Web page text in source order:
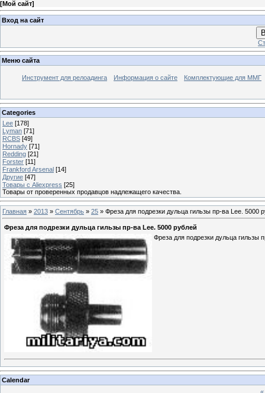
[Мой сайт]
Вход на сайт
Меню сайта
Инструмент для релоадинга Информация о сайте Комплектующие для ММГ
Categories
Lee [178]
Lyman [71]
RCBS [49]
Hornady [71]
Redding [21]
Forster [11]
Frankford Arsenal [14]
Другие [47]
Товары с Aliexpress [25]
Товары от проверенных продавцов надлежащего качества.
Главная » 2013 » Сентябрь » 25 » Фреза для подрезки дульца гильзы пр-ва Lee. 5000
Фреза для подрезки дульца гильзы пр-ва Lee. 5000 рублей
Фреза для подрезки дульца гильзы
Calendar